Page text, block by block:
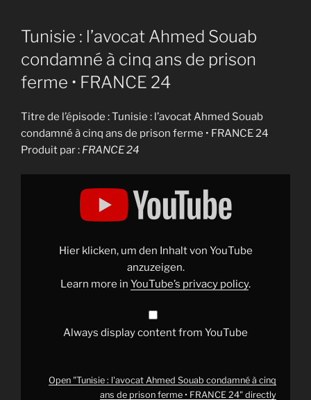
Tunisie : l’avocat Ahmed Souab
condamné à cinq ans de prison
ferme • FRANCE 24
Titre de l’épisode : Tunisie : l’avocat Ahmed Souab
condamné à cinq ans de prison ferme • FRANCE 24
Produit par : FRANCE 24
Display
Hier klicken, um den Inhalt von YouTube
anzuzeigen.
Learn more in YouTube’s privacy policy.
Always display content from YouTube
Open "Tunisie : l'avocat Ahmed Souab condamné à cinq
ans de prison ferme • FRANCE 24" directly